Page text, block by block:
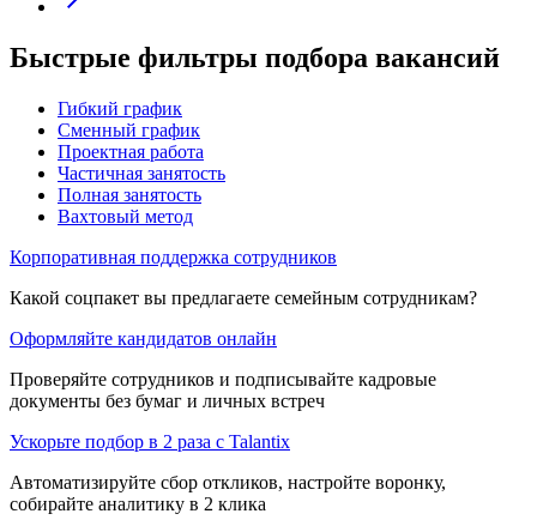
Быстрые фильтры подбора вакансий
Гибкий график
Сменный график
Проектная работа
Частичная занятость
Полная занятость
Вахтовый метод
Корпоративная поддержка сотрудников
Какой соцпакет вы предлагаете семейным сотрудникам?
Оформляйте кандидатов онлайн
Проверяйте сотрудников и подписывайте кадровые
документы без бумаг и личных встреч
Ускорьте подбор в 2 раза с Talantix
Автоматизируйте сбор откликов, настройте воронку,
собирайте аналитику в 2 клика